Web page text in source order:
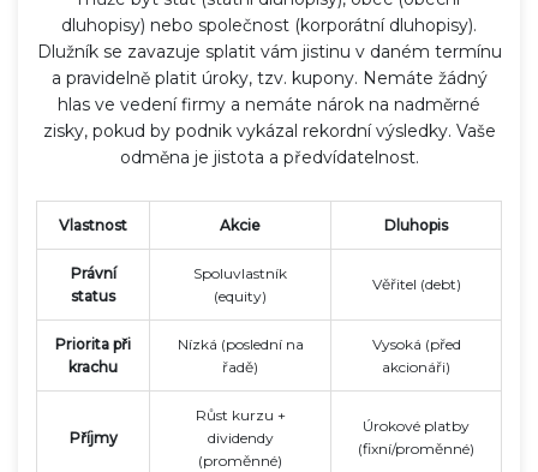
dluhopisy) nebo společnost (korporátní dluhopisy).
Dlužník se zavazuje splatit vám jistinu v daném termínu
a pravidelně platit úroky, tzv. kupony. Nemáte žádný
hlas ve vedení firmy a nemáte nárok na nadměrné
zisky, pokud by podnik vykázal rekordní výsledky. Vaše
odměna je jistota a předvídatelnost.
Vlastnost Akcie Dluhopis
Právní
status
Spoluvlastník
(equity)
Věřitel (debt)
Priorita při
krachu
Nízká (poslední na
řadě)
Vysoká (před
akcionáři)
Příjmy
Růst kurzu +
dividendy
(proměnné)
Úrokové platby
(fixní/proměnné)